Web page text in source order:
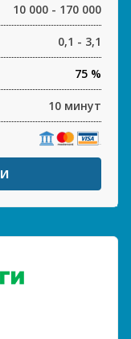
10 000 - 170 000
0,1 - 3,1
75 %
10 минут